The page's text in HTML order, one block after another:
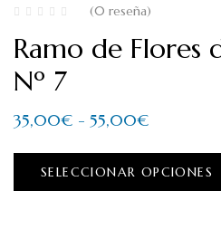
(0 reseña)
Ramo de Flores
Nº 7
35,00€ - 55,00€
SELECCIONAR OPCIONES